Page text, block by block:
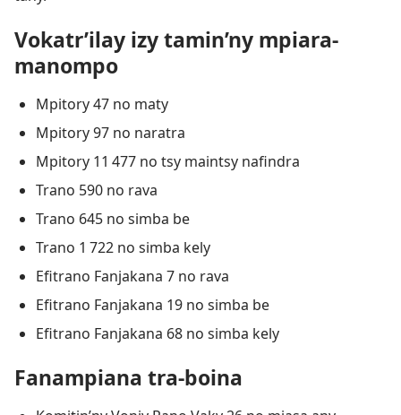
Vokatr’ilay izy tamin’ny mpiara-
manompo
Mpitory 47 no maty
Mpitory 97 no naratra
Mpitory 11 477 no tsy maintsy nafindra
Trano 590 no rava
Trano 645 no simba be
Trano 1 722 no simba kely
Efitrano Fanjakana 7 no rava
Efitrano Fanjakana 19 no simba be
Efitrano Fanjakana 68 no simba kely
Fanampiana tra-boina